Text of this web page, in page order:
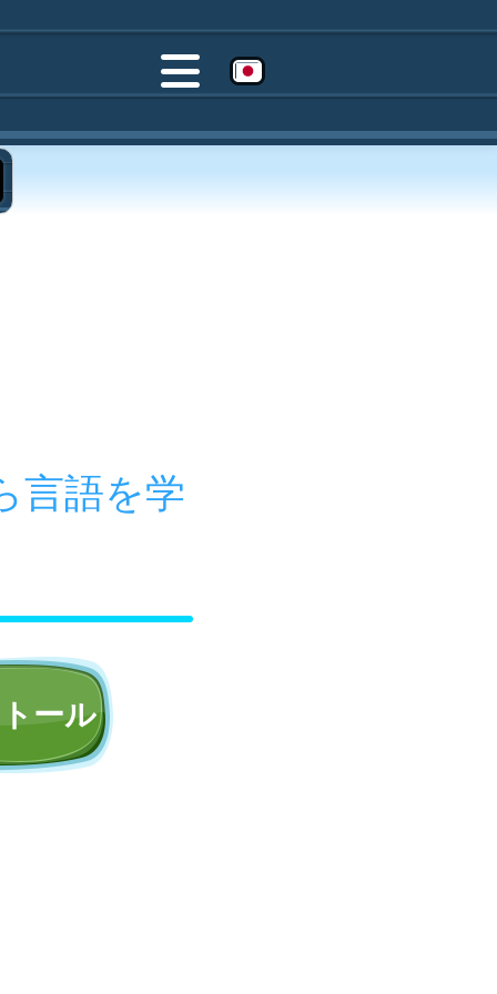
言語を学
ール